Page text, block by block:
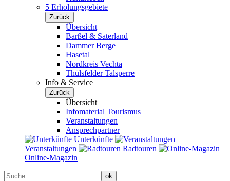
5 Erholungsgebiete
Zurück
Übersicht
Barßel & Saterland
Dammer Berge
Hasetal
Nordkreis Vechta
Thülsfelder Talsperre
Info & Service
Zurück
Übersicht
Infomaterial Tourismus
Veranstaltungen
Ansprechpartner
Unterkünfte
Veranstaltungen
Radtouren
Online-Magazin